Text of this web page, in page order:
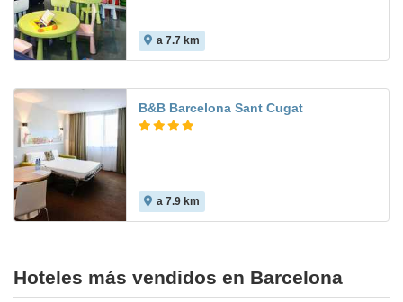
a 7.7 km
B&B Barcelona Sant Cugat
a 7.9 km
Hoteles más vendidos en Barcelona